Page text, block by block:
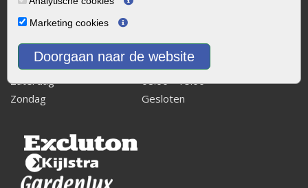
Marketing cookies
Doorgaan naar de website
Dinsdag
Woensdag
Donderdag
08:00 - 17:00
Vrijdag
08:00 - 17:00
Zaterdag
08:00 - 15.00
Zondag
Gesloten